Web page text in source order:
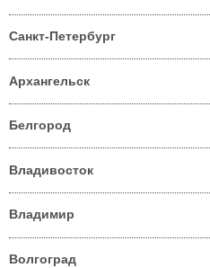
Санкт-Петербург
Архангельск
Белгород
Владивосток
Владимир
Волгоград